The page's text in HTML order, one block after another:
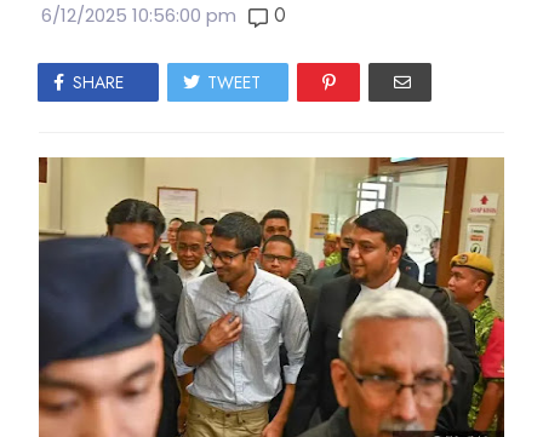
6/12/2025 10:56:00 pm 0
SHARE TWEET